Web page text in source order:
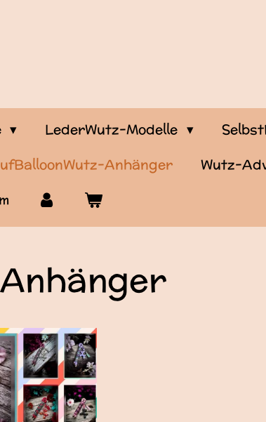
LederWutz-Modelle
Anhänger
Wutz-